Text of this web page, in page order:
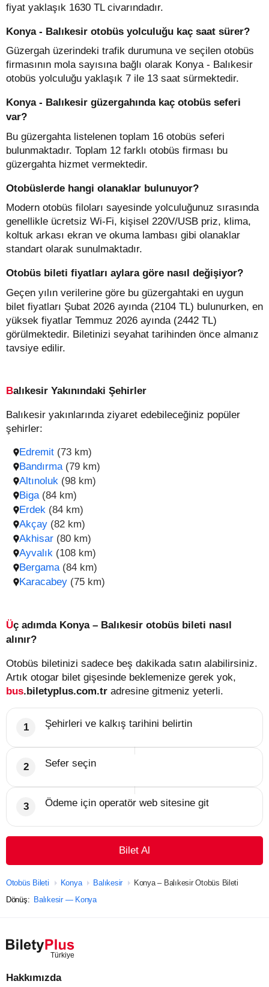
fiyat yaklaşık 1630 TL civarındadır.
Konya - Balıkesir otobüs yolculuğu kaç saat sürer?
Güzergah üzerindeki trafik durumuna ve seçilen otobüs
firmasının mola sayısına bağlı olarak Konya - Balıkesir
otobüs yolculuğu yaklaşık 7 ile 13 saat sürmektedir.
Konya - Balıkesir güzergahında kaç otobüs seferi
var?
Bu güzergahta listelenen toplam 16 otobüs seferi
bulunmaktadır. Toplam 12 farklı otobüs firması bu
güzergahta hizmet vermektedir.
Otobüslerde hangi olanaklar bulunuyor?
Modern otobüs filoları sayesinde yolculuğunuz sırasında
genellikle ücretsiz Wi-Fi, kişisel 220V/USB priz, klima,
koltuk arkası ekran ve okuma lambası gibi olanaklar
standart olarak sunulmaktadır.
Otobüs bileti fiyatları aylara göre nasıl değişiyor?
Geçen yılın verilerine göre bu güzergahtaki en uygun
bilet fiyatları Şubat 2026 ayında (2104 TL) bulunurken, en
yüksek fiyatlar Temmuz 2026 ayında (2442 TL)
görülmektedir. Biletinizi seyahat tarihinden önce almanız
tavsiye edilir.
Balıkesir Yakınındaki Şehirler
Balıkesir yakınlarında ziyaret edebileceğiniz popüler
şehirler:
Edremit (73 km)
Akçay (82 km)
Bandırma (79 km)
Akhisar (80 km)
Altınoluk (98 km)
Ayvalık (108 km)
Biga (84 km)
Bergama (84 km)
Erdek (84 km)
Karacabey (75 km)
Üç adımda Konya – Balıkesir otobüs bileti nasıl
alınır?
Otobüs biletinizi sadece beş dakikada satın alabilirsiniz.
Artık otogar bilet gişesinde beklemenize gerek yok,
bus.biletyplus.com.tr adresine gitmeniz yeterli.
Şehirleri ve kalkış tarihini belirtin
Sefer seçin
Ödeme için operatör web sitesine git
Bilet Al
Otobüs Bileti Konya Balıkesir
Konya – Balıkesir Otobüs Bileti
Dönüş: Balıkesir — Konya
Hakkımızda